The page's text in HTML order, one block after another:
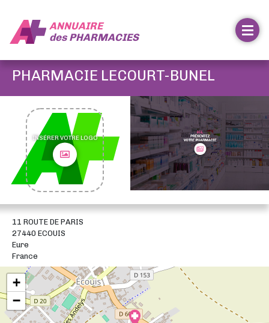
ANNUAIRE
desPHARMACIES
PHARMACIE LECOURT-BUNEL
INSÉRER VOTRE LOGO
11 ROUTE DE PARIS
27440 ECOUIS
Eure
France
+
−